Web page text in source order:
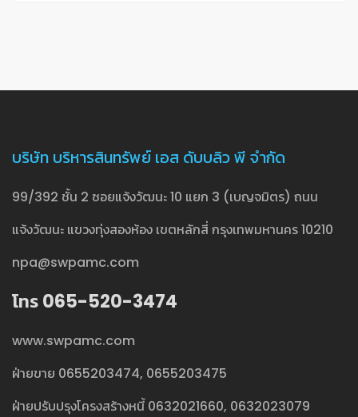
บริษัท บริหารสินทรัพย์ เอส ดับบลิว พี จำกัด
99/392 ชั้น 2 ซอยแจ้งวัฒนะ 10 แยก 3 (เบญจมิตร) ถนน
แจ้งวัฒนะ แขวงทุ่งสองห้อง เขตหลักสี่ กรุงเทพมหานคร 10210
npa@swpamc.com
โทร 065-520-3474
www.swpamc.com
ฝ่ายขาย 0655203474, 0655203475
ฝ่ายปรับปรุงโครงสร้างหนี้ 0632021660, 0632023079